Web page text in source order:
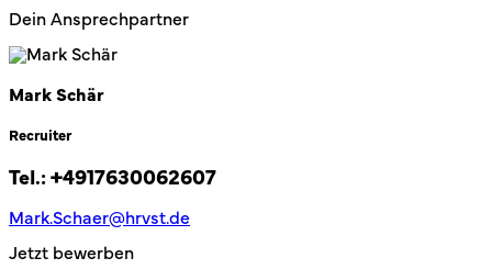
Dein Ansprechpartner
Mark Schär
Recruiter
Tel.: +4917630062607
Mark.Schaer@hrvst.de
Jetzt bewerben